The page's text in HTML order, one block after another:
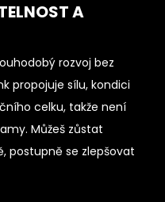
A
rozvoj bez
propojuje sílu, kondici
celku, takže není
Můžeš zůstat
postupně se zlepšovat